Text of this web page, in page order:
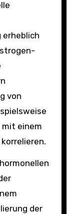
erheblich
von
mit einem
der